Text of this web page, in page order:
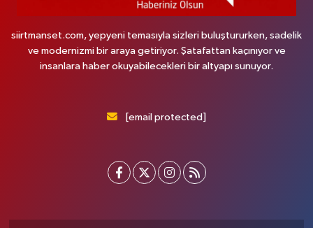
siirtmanset.com, yepyeni temasıyla sizleri buluştururken, sadelik
ve modernizmi bir araya getiriyor. Şatafattan kaçınıyor ve
insanlara haber okuyabilecekleri bir altyapı sunuyor.
[email protected]